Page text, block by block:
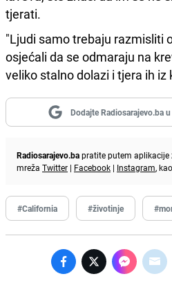
tjerati.
"Ljudi samo trebaju razmisliti
osjećali da se odmaraju na
veliko stalno dolazi i tjera ih iz
Dodajte Radiosarajevo.ba
Radiosarajevo.bapratite putem aplikacije
mreža Twitter | Facebook | Instagram,
#California #životinje